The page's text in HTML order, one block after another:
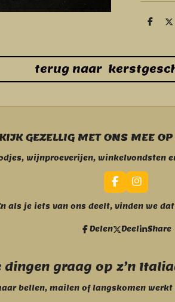
D
n
D
terug naar
KIJK GEZELLIG MET ONS MEE
wijnproeverijen, winkelvondsten
F
a
c
b
o
I
n
s
a
g
m
als je iets van ons deelt, vinden we
Delen Deel Share
dingen graag op z’n
bellen, mailen of langskomen